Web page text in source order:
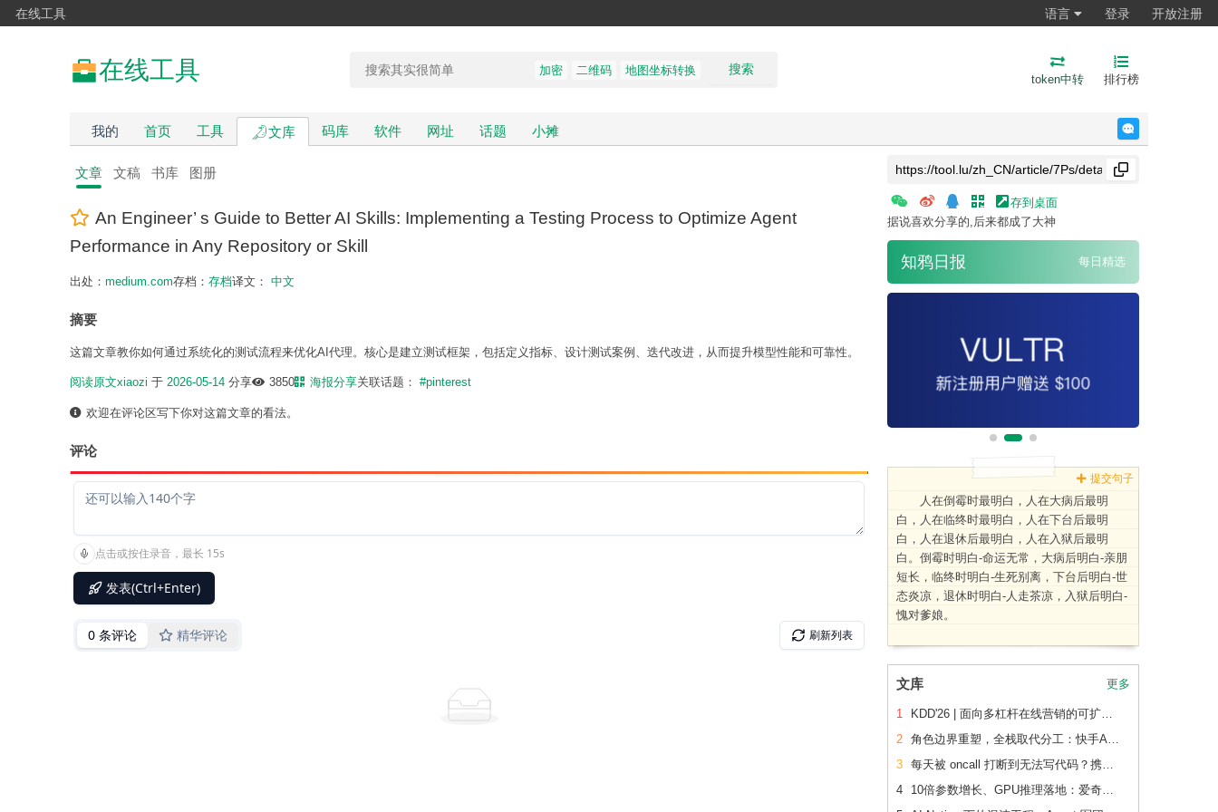
在线工具 语言 登录 开放注册
在线工具 搜索
加密 二维码 地图坐标转换
token中转 排行榜
我的 首页 工具 文库 码库 软件 网址 话题 小摊
文章 文稿 书库 图册
An Engineer’ s Guide to Better AI Skills: Implementing a Testing Process to Optimize Agent
Performance in Any Repository or Skill
出处： medium.com存档： 存档译文： 中文
摘要
这篇文章教你如何通过系统化的测试流程来优化AI代理。核心是建立测试框架，包括定义指标、设计测试案例、迭代改进，从而提升模型性能和可靠性。
阅读原文xiaozi 于 2026-05-14 分享 3850 海报分享关联话题： #pinterest
欢迎在评论区写下你对这篇文章的看法。
评论
存到桌面
据说喜欢分享的,后来都成了大神
知鸦日报 每日精选
提交句子
人在倒霉时最明白，人在大病后最明
白，人在临终时最明白，人在下台后最明
白，人在退休后最明白，人在入狱后最明
白。倒霉时明白-命运无常，大病后明白-亲朋
短长，临终时明白-生死别离，下台后明白-世
态炎凉，退休时明白-人走茶凉，入狱后明白-
愧对爹娘。
文库 更多
1
KDD'26 | 面向多杠杆在线营销的可扩展、可追踪联合 增量建模
2
角色边界重塑，全栈取代分工：快手AI生产力体系成形
3
每天被 oncall 打断到无法写代码？携程机票前端用这套方法把重复问题解决了2/3
4
10倍参数增长、GPU推理落地：爱奇艺广告CVR模型的升级之路